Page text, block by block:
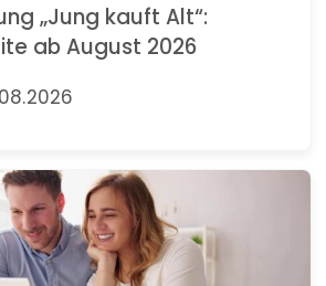
„Jung kauft Alt“:
ab August 2026